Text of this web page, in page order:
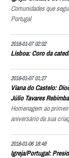
Comunidades que
Portugal
2018-01-07 02:02
Lisboa: Coro da
2018-01-07 01:27
Viana do Castelo:
Júlio Tavares
Homenagem ao
aniversário da sua
2018-01-06 18:49
Igreja/Portugal: